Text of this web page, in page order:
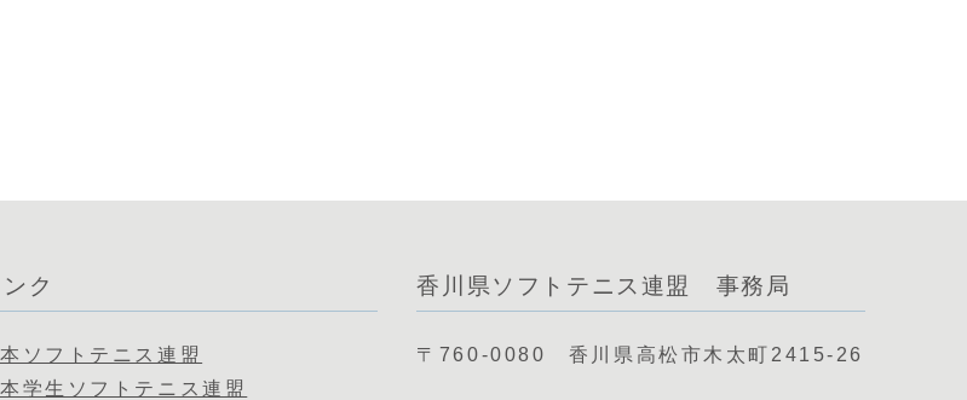
ク
ソフトテニス連盟
本学生ソフトテニス連盟
香川県ソフトテニス連盟 事務局
〒760-0080 香川県高松市木太町2415-26